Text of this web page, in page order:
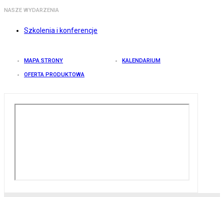
NASZE WYDARZENIA
Szkolenia i konferencje
MAPA STRONY KALENDARIUM
OFERTA PRODUKTOWA